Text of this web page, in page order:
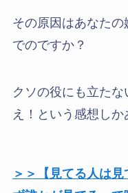
その原因はあなた
でのですか？
クソの役にも立た
え！という感想しか
＞＞【見てる人は